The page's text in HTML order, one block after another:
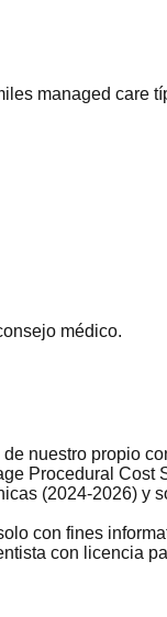
managed care
médico.
nuestro propio
Procedural Cost
(2024-2026) y
con fines
con licencia